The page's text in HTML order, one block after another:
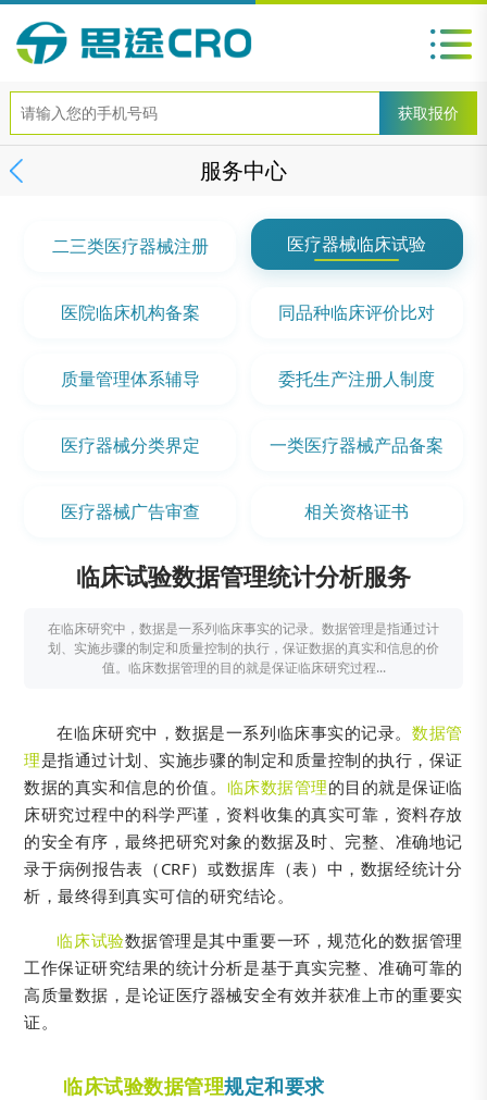
服务中心
二三类医疗器械注册 医疗器械临床试验
医院临床机构备案 同品种临床评价比对
质量管理体系辅导 委托生产注册人制度
医疗器械分类界定 一类医疗器械产品备案
医疗器械广告审查 相关资格证书
临床试验数据管理统计分析服务
在临床研究中，数据是一系列临床事实的记录。数据管理是指通过计
划、实施步骤的制定和质量控制的执行，保证数据的真实和信息的价
值。临床数据管理的目的就是保证临床研究过程...
在临床研究中，数据是一系列临床事实的记录。 数据管
理是指通过计划、实施步骤的制定和质量控制的执行，保证
数据的真实和信息的价值。 临床数据管理的目的就是保证临
床研究过程中的科学严谨，资料收集的真实可靠，资料存放
的安全有序，最终把研究对象的数据及时、完整、准确地记
录于病例报告表（CRF）或数据库（表）中，数据经统计分
析，最终得到真实可信的研究结论。
临床试验数据管理是其中重要一环，规范化的数据管理
工作保证研究结果的统计分析是基于真实完整、准确可靠的
高质量数据，是论证医疗器械安全有效并获准上市的重要实
证。
临床试验数据管理规定和要求